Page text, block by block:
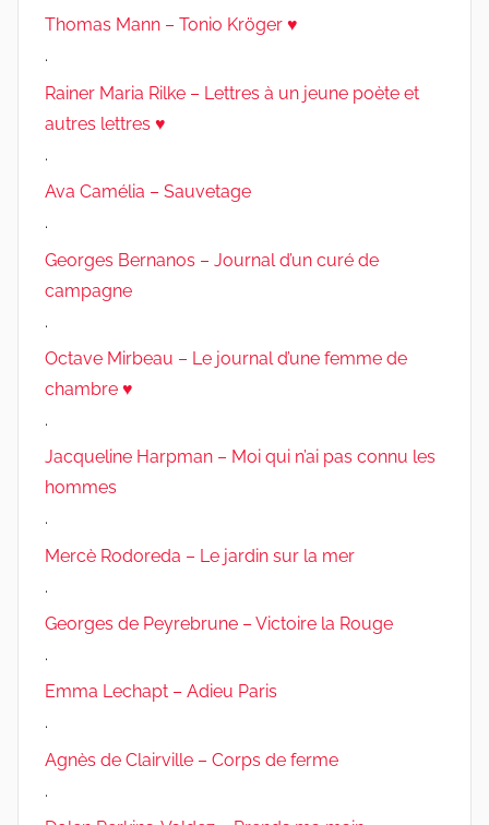
Thomas Mann – Tonio Kröger ♥
.
Rainer Maria Rilke – Lettres à un jeune poète et
autres lettres ♥
.
Ava Camélia – Sauvetage
.
Georges Bernanos – Journal d’un curé de
campagne
.
Octave Mirbeau – Le journal d’une femme de
chambre ♥
.
Jacqueline Harpman – Moi qui n’ai pas connu les
hommes
.
Mercè Rodoreda – Le jardin sur la mer
.
Georges de Peyrebrune – Victoire la Rouge
.
Emma Lechapt – Adieu Paris
.
Agnès de Clairville – Corps de ferme
.